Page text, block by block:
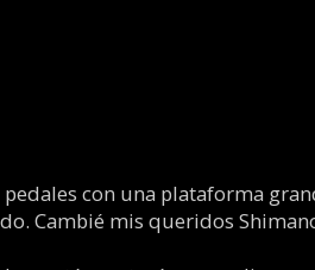
con una plataforma
Cambié mis queridos